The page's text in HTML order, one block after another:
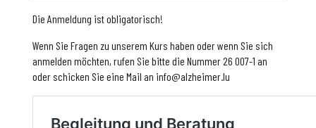
Die Anmeldung ist obligatorisch!
Wenn Sie Fragen zu unserem Kurs haben oder wenn Sie sich
anmelden möchten, rufen Sie bitte die Nummer 26 007-1 an
oder schicken Sie eine Mail an info@alzheimer.lu